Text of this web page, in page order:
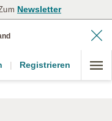
Newsletter
| Registrieren